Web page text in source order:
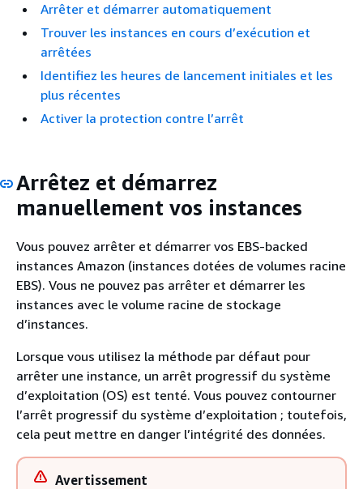
Arrêter et démarrer automatiquement
Trouver les instances en cours d’exécution et
arrêtées
Identifiez les heures de lancement initiales et les
plus récentes
Activer la protection contre l’arrêt
Arrêtez et démarrez
manuellement vos instances
Vous pouvez arrêter et démarrer vos EBS-backed
instances Amazon (instances dotées de volumes racine
EBS). Vous ne pouvez pas arrêter et démarrer les
instances avec le volume racine de stockage
d’instances.
Lorsque vous utilisez la méthode par défaut pour
arrêter une instance, un arrêt progressif du système
d’exploitation (OS) est tenté. Vous pouvez contourner
l’arrêt progressif du système d’exploitation ; toutefois,
cela peut mettre en danger l’intégrité des données.
Avertissement